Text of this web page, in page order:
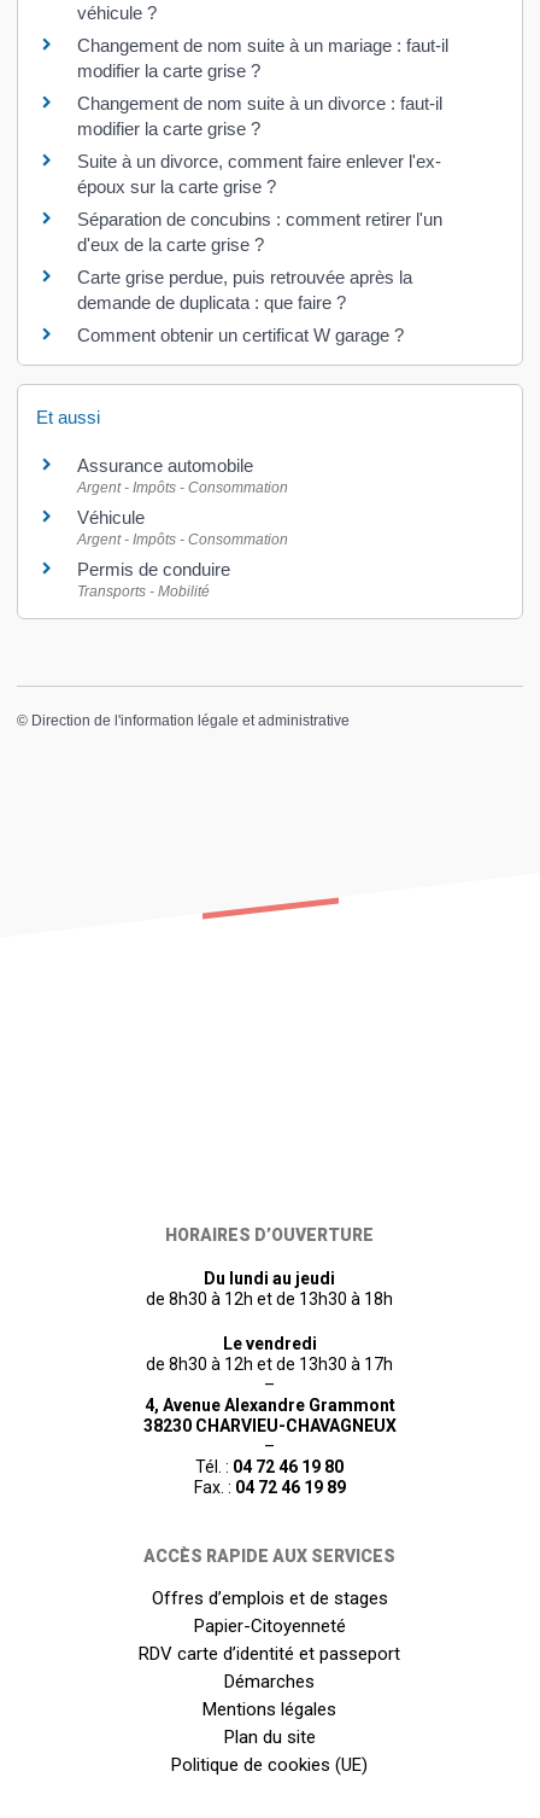
véhicule ?
Changement de nom suite à un mariage : faut-il
modifier la carte grise ?
Changement de nom suite à un divorce : faut-il
modifier la carte grise ?
Suite à un divorce, comment faire enlever l'ex-
époux sur la carte grise ?
Séparation de concubins : comment retirer l'un
d'eux de la carte grise ?
Carte grise perdue, puis retrouvée après la
demande de duplicata : que faire ?
Comment obtenir un certificat W garage ?
Et aussi
Assurance automobile
Argent - Impôts - Consommation
Véhicule
Argent - Impôts - Consommation
Permis de conduire
Transports - Mobilité
© Direction de l'information légale et administrative
HORAIRES D’OUVERTURE
Du lundi au jeudi
de 8h30 à 12h et de 13h30 à 18h
Le vendredi
de 8h30 à 12h et de 13h30 à 17h
–
4, Avenue Alexandre Grammont
38230 CHARVIEU-CHAVAGNEUX
–
Tél. : 04 72 46 19 80
Fax. : 04 72 46 19 89
ACCÈS RAPIDE AUX SERVICES
Offres d’emplois et de stages
Papier-Citoyenneté
RDV carte d’identité et passeport
Démarches
Mentions légales
Plan du site
Politique de cookies (UE)